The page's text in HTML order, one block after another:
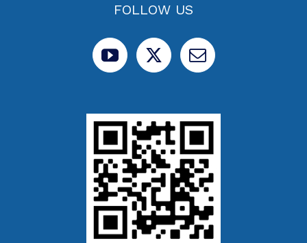
FOLLOW US